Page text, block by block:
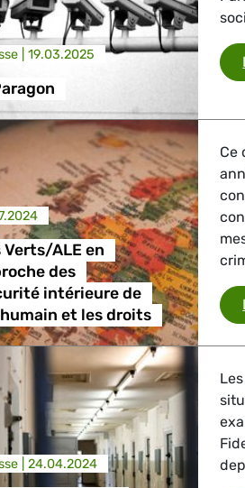
Numérique & Culture
des consommateurs
Sécurité, Migration,
| 19.03.2025
ALE en
des
intérieure de
et les droits
Ce
| 24.04.2024